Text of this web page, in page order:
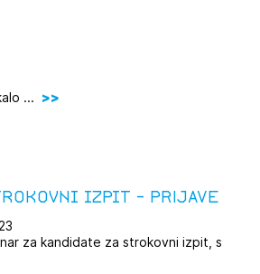
...
izpit - PRIJAVE
za kandidate za strokovni izpit, s